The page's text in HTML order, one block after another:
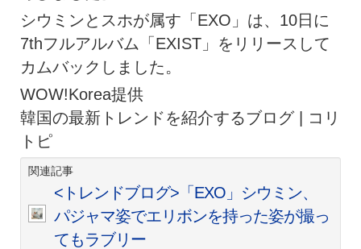
シウミンとスホが属す「EXO」は、10日に
7thフルアルバム「EXIST」をリリースして
カムバックしました。
WOW!Korea提供
韓国の最新トレンドを紹介するブログ | コリ
トピ
関連記事
<トレンドブログ>「EXO」シウミン、
パジャマ姿でエリボンを持った姿が撮っ
てもラブリー